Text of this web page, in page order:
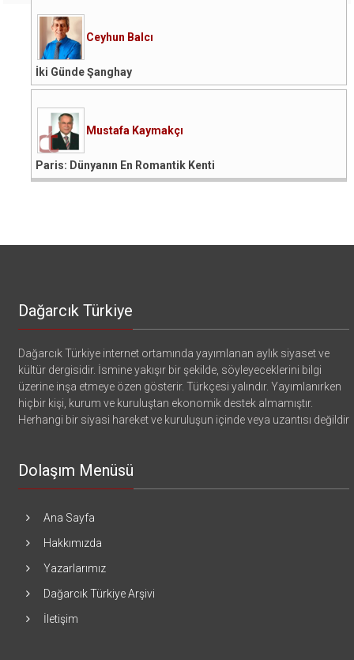
Ceyhun Balcı
İki Günde Şanghay
Mustafa Kaymakçı
Paris: Dünyanın En Romantik Kenti
Dağarcık Türkiye
Dağarcık Türkiye internet ortamında yayımlanan aylık siyaset ve
kültür dergisidir. İsmine yakışır bir şekilde, söyleyeceklerini bilgi
üzerine inşa etmeye özen gösterir. Türkçesi yalındır. Yayımlanırken
hiçbir kişi, kurum ve kuruluştan ekonomik destek almamıştır.
Herhangi bir siyasi hareket ve kuruluşun içinde veya uzantısı değildir
Dolaşım Menüsü
Ana Sayfa
Hakkımızda
Yazarlarımız
Dağarcık Türkiye Arşivi
İletişim